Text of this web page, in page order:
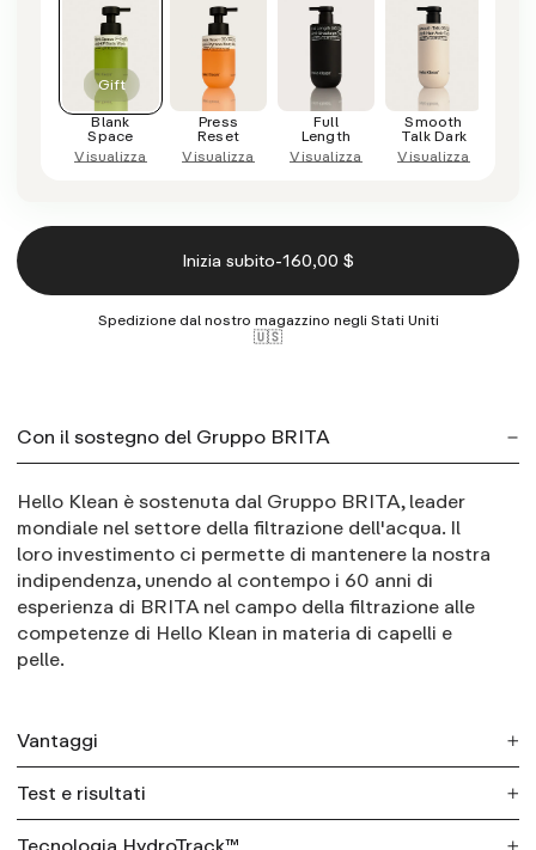
Blank
Space
Visualizza
Press
Reset
Visualizza
Full
Length
Visualizza
Smooth
Talk Dark
Visualizza
Inizia subito-160,00 $
Spedizione dal nostro magazzino negli Stati Uniti
🇺🇸
Con il sostegno del Gruppo BRITA
Hello Klean è sostenuta dal Gruppo BRITA, leader
mondiale nel settore della filtrazione dell'acqua. Il
loro investimento ci permette di mantenere la nostra
indipendenza, unendo al contempo i 60 anni di
esperienza di BRITA nel campo della filtrazione alle
competenze di Hello Klean in materia di capelli e
pelle.
Vantaggi
Fino al 97% in meno di cloro:verificatoin
Test e risultati